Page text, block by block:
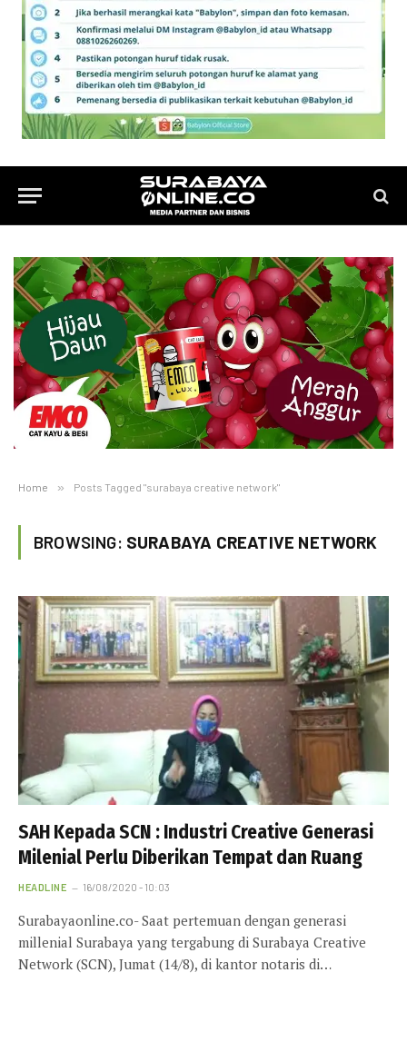
Home » Posts Tagged "surabaya creative network"
BROWSING: SURABAYA CREATIVE NETWORK
SAH Kepada SCN : Industri Creative Generasi
Milenial Perlu Diberikan Tempat dan Ruang
HEADLINE 16/08/2020 - 10:03
Surabayaonline.co- Saat pertemuan dengan generasi
millenial Surabaya yang tergabung di Surabaya Creative
Network (SCN), Jumat (14/8), di kantor notaris di…